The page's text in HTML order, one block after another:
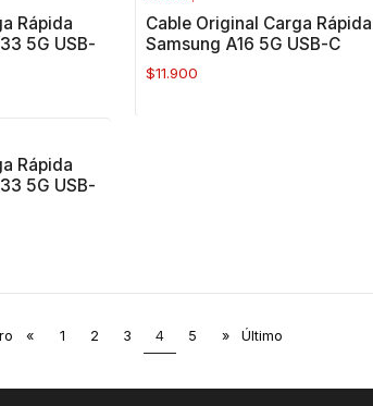
Rápida
5G USB-
Cable Original Carga Rápida
Samsung A16 5G USB-C
$11.900
Rápida
5G USB-
« 1 2 3 4 5 » Último